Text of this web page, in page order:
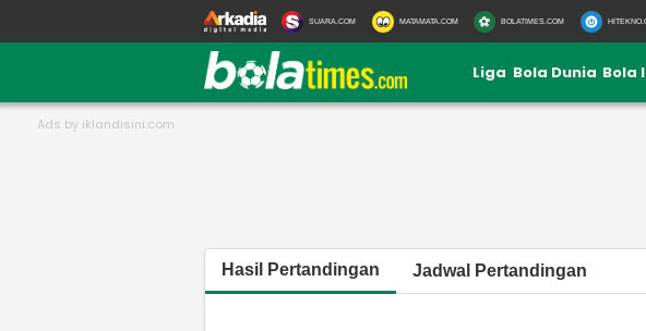
SUARA.COM MATAMATA.COM BOLATIMES.COM
Liga Bola Dunia Bola
Hasil Pertandingan Jadwal Pertandingan